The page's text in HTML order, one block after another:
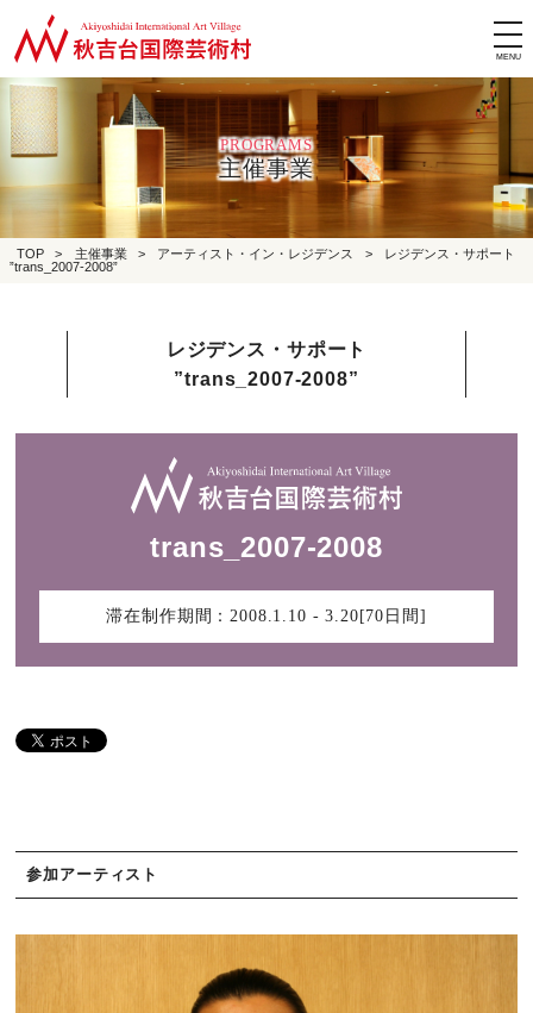
PROGRAMS
主催事業
TOP > 主催事業 > アーティスト・イン・レジデンス >
レジデンス・サポート
”trans_2007-2008”
レジデンス・サポート
”trans_2007-2008”
trans_2007-2008
滞在制作期間： 2008.1.10 - 3.20[70日間]
参加アーティスト